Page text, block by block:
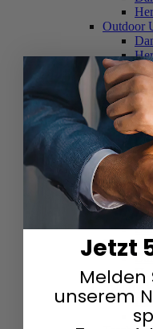
Outdoor
Jetzt
Melden
unserem